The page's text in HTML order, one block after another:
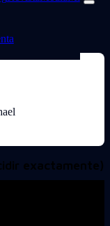
exactamente)